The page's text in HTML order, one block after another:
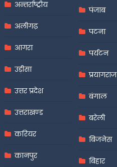
अन्तर्राष्ट्रीय
अलीगढ़
आगरा
उड़ीसा
उत्तर प्रदेश
उत्तराखण्ड
करियर
कानपुर
पंजाब
पटना
पर्यटन
प्रयागराज
बंगाल
बरेली
बिजनेस
बिहार